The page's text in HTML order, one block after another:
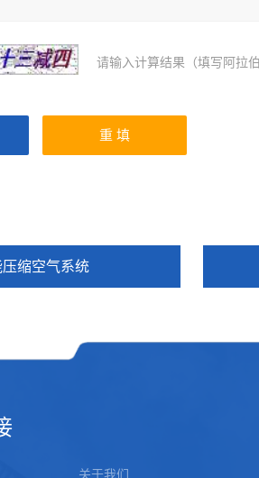
请输入计算结果（填写阿拉
缩空气系统
关于我们